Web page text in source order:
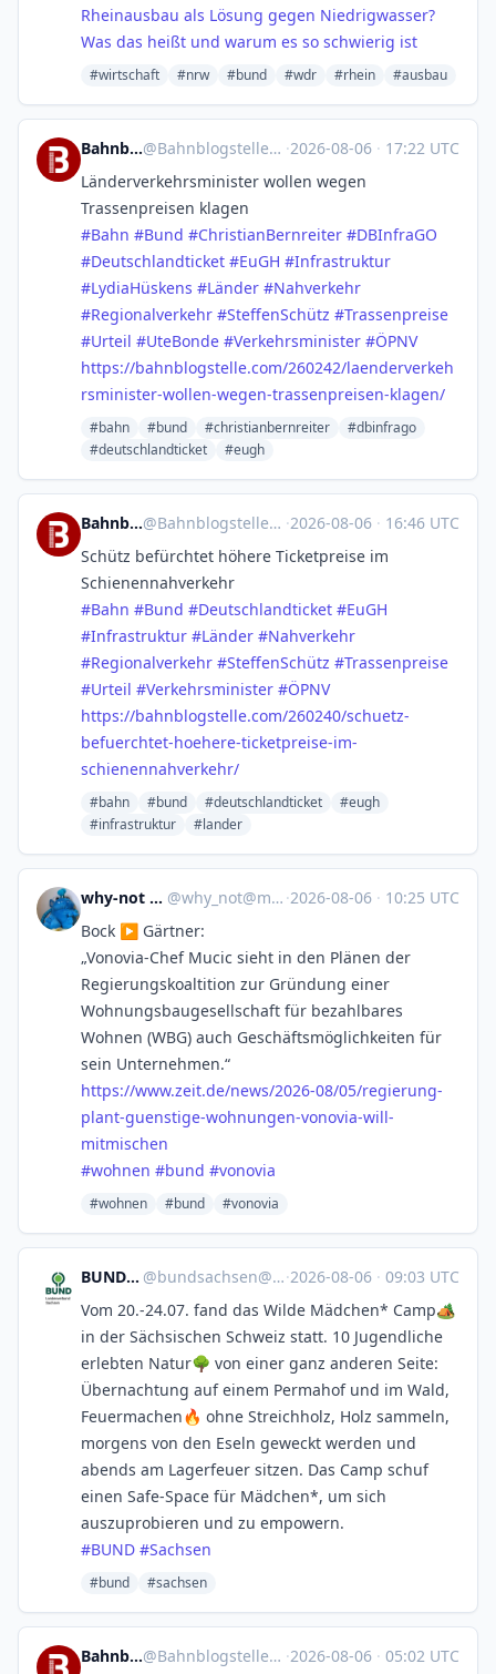
Rheinausbau als Lösung gegen Niedrigwasser?
Was das heißt und warum es so schwierig ist
#wirtschaft #nrw #bund #wdr #rhein #ausbau
Bahnblogstelle@Bahnblogstelle@mastodon.social ·2026-08-06 · 17:22 UTC
Länderverkehrsminister wollen wegen
Trassenpreisen klagen
#Bahn #Bund #ChristianBernreiter #DBInfraGO
#Deutschlandticket #EuGH #Infrastruktur
#LydiaHüskens #Länder #Nahverkehr
#Regionalverkehr #SteffenSchütz #Trassenpreise
#Urteil #UteBonde #Verkehrsminister #ÖPNV
https://bahnblogstelle.com/260242/laenderverkeh
rsminister-wollen-wegen-trassenpreisen-klagen/
#bahn #bund #christianbernreiter
#dbinfrago
#deutschlandticket
#eugh
Bahnblogstelle@Bahnblogstelle@mastodon.social ·2026-08-06 · 16:46 UTC
Schütz befürchtet höhere Ticketpreise im
Schienennahverkehr
#Bahn #Bund #Deutschlandticket #EuGH
#Infrastruktur #Länder #Nahverkehr
#Regionalverkehr #SteffenSchütz #Trassenpreise
#Urteil #Verkehrsminister #ÖPNV
https://bahnblogstelle.com/260240/schuetz-
befuerchtet-hoehere-ticketpreise-im-
schienennahverkehr/
#bahn #bund #deutschlandticket
#eugh
#infrastruktur
#lander
why-not @why-not? @why_not@mastodon.social ·2026-08-06 · 10:25 UTC
Bock ▶️ Gärtner:
„Vonovia-Chef Mucic sieht in den Plänen der
Regierungskoaltition zur Gründung einer
Wohnungsbaugesellschaft für bezahlbares
Wohnen (WBG) auch Geschäftsmöglichkeiten für
sein Unternehmen.“
https://www.zeit.de/news/2026-08/05/regierung-
plant-guenstige-wohnungen-vonovia-will-
mitmischen
#wohnen #bund #vonovia
#wohnen #bund #vonovia
BUND Sachsen @bundsachsen@dresden.network ·2026-08-06 · 09:03 UTC
Vom 20.-24.07. fand das Wilde Mädchen* Camp🏕️
in der Sächsischen Schweiz statt. 10 Jugendliche
erlebten Natur🌳 von einer ganz anderen Seite:
Übernachtung auf einem Permahof und im Wald,
Feuermachen🔥 ohne Streichholz, Holz sammeln,
morgens von den Eseln geweckt werden und
abends am Lagerfeuer sitzen. Das Camp schuf
einen Safe-Space für Mädchen*, um sich
auszuprobieren und zu empowern.
#BUND #Sachsen
#bund #sachsen
Bahnblogstelle@Bahnblogstelle@mastodon.social ·2026-08-06 · 05:02 UTC